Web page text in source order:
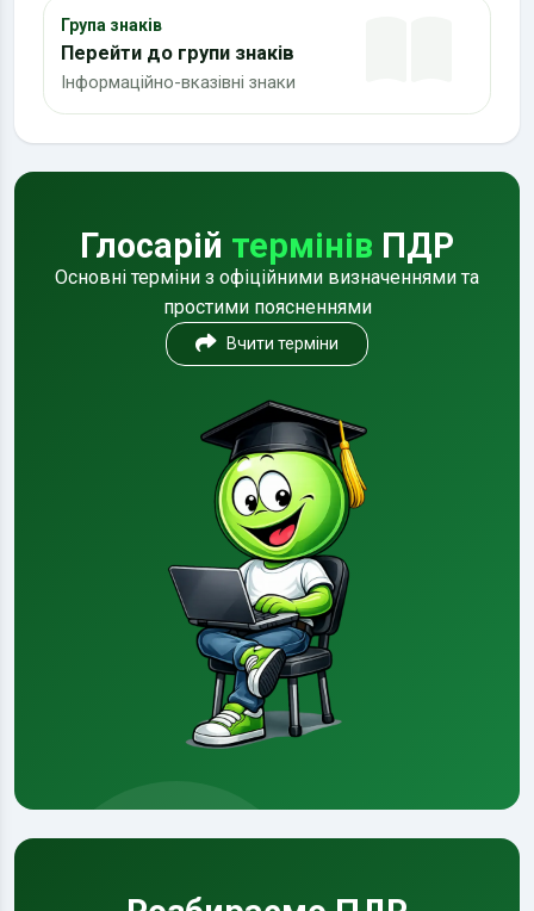
Група знаків
Перейти до групи знаків
Інформаційно-вказівні знаки
Глосарій термінів ПДР
Основні терміни з офіційними визначеннями та
простими поясненнями
Вчити терміни